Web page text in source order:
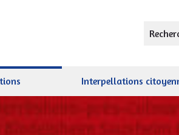
Interpellations